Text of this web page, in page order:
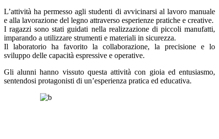
L’attività ha permesso agli studenti di avvicinarsi al lavoro manuale
e alla lavorazione del legno attraverso esperienze pratiche e creative.
I ragazzi sono stati guidati nella realizzazione di piccoli manufatti,
imparando a utilizzare strumenti e materiali in sicurezza.
Il laboratorio ha favorito la collaborazione, la precisione e lo
sviluppo delle capacità espressive e operative.
Gli alunni hanno vissuto questa attività con gioia ed entusiasmo,
sentendosi protagonisti di un’esperienza pratica ed educativa.